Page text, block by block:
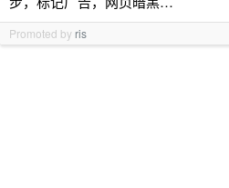
Promoted by ris